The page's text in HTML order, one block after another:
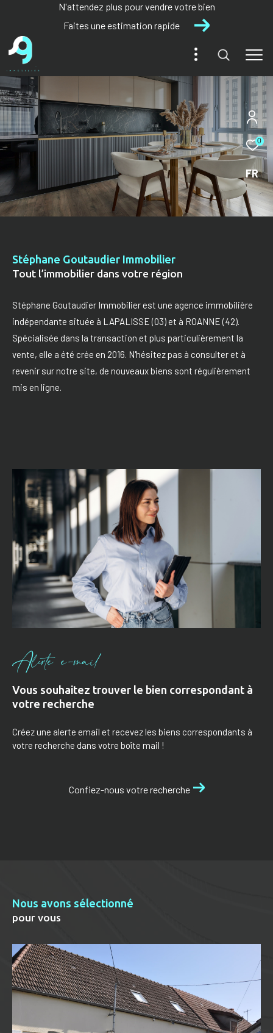
N'attendez plus pour vendre votre bien
Faites une estimation rapide
0
FR
Stéphane Goutaudier Immobilier
Tout l’immobilier dans votre région
Stéphane Goutaudier Immobilier est une agence immobilière
indépendante située à LAPALISSE (03) et à ROANNE (42).
Spécialisée dans la transaction et plus particulièrement la
vente, elle a été crée en 2016. N'hésitez pas à consulter et à
revenir sur notre site, de nouveaux biens sont régulièrement
mis en ligne.
Alerte e-mail
Vous souhaitez trouver le bien correspondant à
votre recherche
Créez une alerte email et recevez les biens correspondants à
votre recherche dans votre boîte mail !
Confiez-nous votre recherche
Nous avons sélectionné
pour vous